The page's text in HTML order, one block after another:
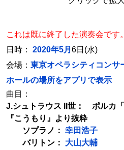
これは既に終了した演奏会です。
日時： 2020年5月 6日(水)
会場： 東京オペラシティコンサ
ホールの場所をアプリで表示
曲目：
J.シュトラウス II世： ポルカ
『こうもり』より抜粋
ソプラノ： 幸田浩子
バリトン： 大山大輔